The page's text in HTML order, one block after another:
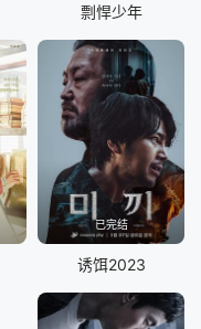
剽悍少年
已完结
诱饵2023